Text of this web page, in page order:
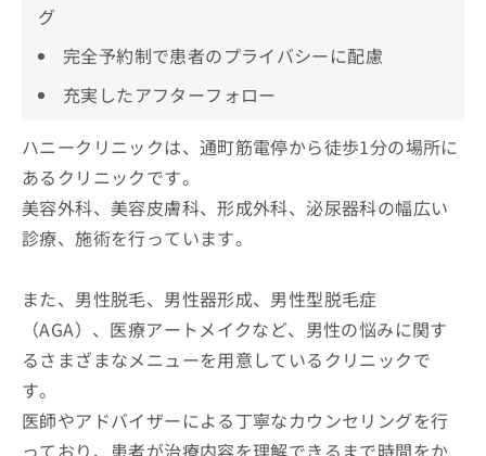
グ
完全予約制で患者のプライバシーに配慮
充実したアフターフォロー
ハニークリニックは、通町筋電停から徒歩1分の場所に
あるクリニックです。
美容外科、美容皮膚科、形成外科、泌尿器科の幅広い
診療、施術を行っています。
また、男性脱毛、男性器形成、男性型脱毛症
（AGA）、医療アートメイクなど、男性の悩みに関す
るさまざまなメニューを用意しているクリニックで
す。
医師やアドバイザーによる丁寧なカウンセリングを行
っており、患者が治療内容を理解できるまで時間をか